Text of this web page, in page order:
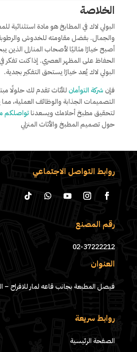
الخلاصة
البولي لاك في المطابخ هو مادة استثنائية
والجمال. بفضل مقاومته للخدوش
أصبح خيارًا مثاليًا لأصحاب المنازل الذين
الحفاظ على المظهر العصري. إذا كنت
البولي لاك يُعد خيارًا يستحق التفكير بجدية.
فإن شركة التوأمانللأثاث تقدم لك حلولًا
التصميمات الجذابة والوظائف العملية،
لتحقيق مطبخ أحلامك ويسعدناتواصلكم
حول تصميم المطبخ والأثاث المنزلي
روابط التواصل الاجتماعي
رقم المصنع
02-37222212
العنوان
فيصل المطبعة بجانب قاعه لمار للافراح –
روابط سريعة
الصفحة الرئيسية